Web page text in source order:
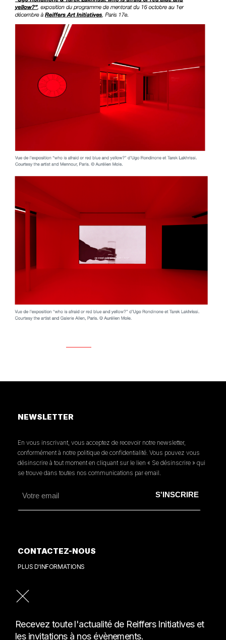
Recevez toute l'actualité de Reiffers Initiatives et
les invitations à nos évènements.
NEWSLETTER
En vous inscrivant, vous acceptez de recevoir notre newsletter,
conformément à notre politique de confidentialité. Vous pouvez vous
désinscrire à tout moment en cliquant sur le lien « Se désinscrire » qui
se trouve dans toutes nos communications par email.
CONTACTEZ-NOUS
PLUS D'INFORMATIONS
PRESSE